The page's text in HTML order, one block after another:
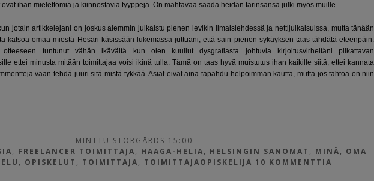
ihan mielettömiä ja kiinnostavia tyyppejä. On mahtavaa saada heidän tarinsansa julki myös muille.
jotain artikkelejani on joskus aiemmin julkaistu pienen levikin ilmaislehdessä ja nettijulkaisuissa, mutta tänään
katsoa omaa miestä Hesari käsissään lukemassa juttuani, että sain pienen sykäyksen taas tähdätä eteenpäin.
tuntunut vähän ikävältä kun olen kuullut dysgrafiasta johtuvia kirjoitusvirheitäni pilkattavan
ettei minusta mitään toimittajaa voisi ikinä tulla. Tämä on taas hyvä muistutus ihan kaikille siitä, ettei kannata
vaan tehdä juuri sitä mistä tykkää. Asiat eivät aina tapahdu helpoimman kautta, mutta jos tahtoa on niin
MINTTU STORGÅRDS 15:00
, FREELANCER TOIMITTAJA, HAAGA-HELIA, HELSINGIN SANOMAT , MINÄ, OMA
, OPISKELUT , TOIMITTAJA, TOIMITTAJAOPISKELIJA 10 KOMMENTTIA